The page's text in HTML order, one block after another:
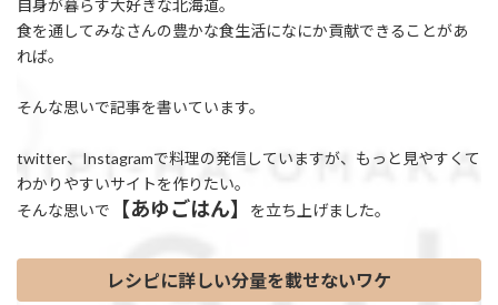
自身が暮らす大好きな北海道。
食を通してみなさんの豊かな食生活になにか貢献できることがあ
れば。
そんな思いで記事を書いています。
twitter、Instagramで料理の発信していますが、もっと見やすくて
わかりやすいサイトを作りたい。
そんな思いで
【あゆごはん】 を立ち上げました。
レシピに詳しい分量を載せないワケ